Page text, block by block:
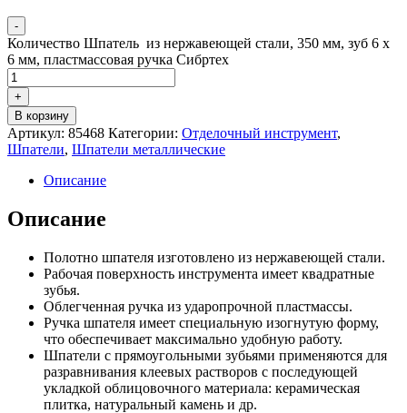
-
Количество Шпатель из нержавеющей стали, 350 мм, зуб 6 х
6 мм, пластмассовая ручка Сибртех
+
В корзину
Артикул: 85468 Категории: Отделочный инструмент,
Шпатели, Шпатели металлические
Описание
Описание
Полотно шпателя изготовлено из нержавеющей стали.
Рабочая поверхность инструмента имеет квадратные
зубья.
Облегченная ручка из ударопрочной пластмассы.
Ручка шпателя имеет специальную изогнутую форму,
что обеспечивает максимально удобную работу.
Шпатели с прямоугольными зубьями применяются для
разравнивания клеевых растворов с последующей
укладкой облицовочного материала: керамическая
плитка, натуральный камень и др.